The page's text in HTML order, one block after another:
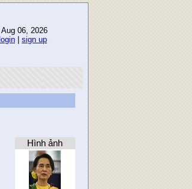
Aug 06, 2026
login
sign up
Hình ảnh